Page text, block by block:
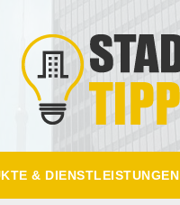
& DIENSTLEISTUNGEN